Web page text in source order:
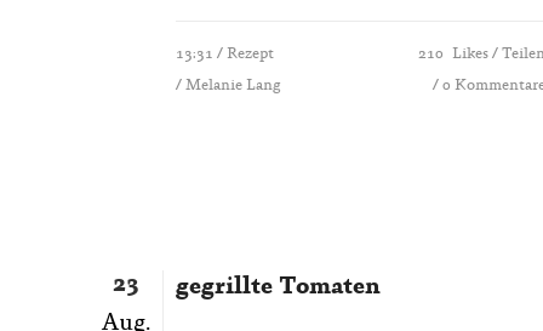
13:31 / Rezept
/ Melanie Lang
210 Likes
0
23
Aug.
gegrillte Tomaten